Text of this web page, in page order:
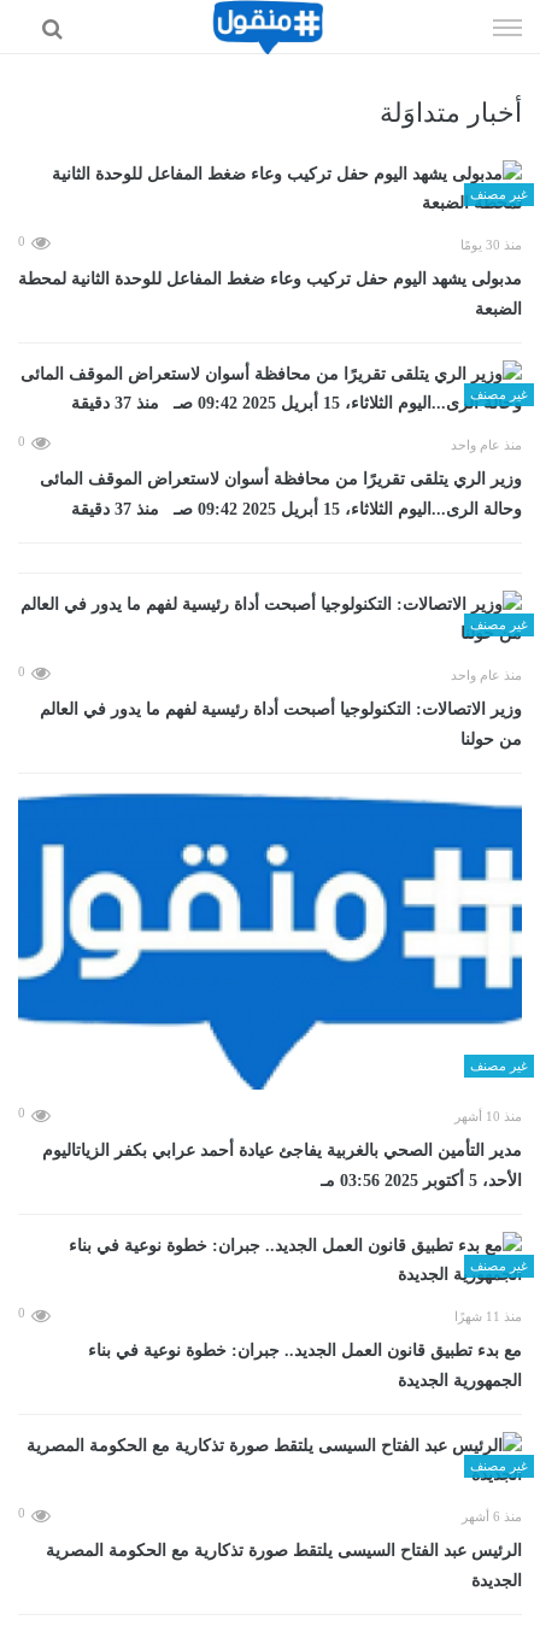
الى
أخبار متداوَلة
غير مصنف
منذ 30 يومًا 0
مدبولى يشهد اليوم حفل تركيب وعاء ضغط المفاعل للوحدة الثانية لمحطة
الضبعة
غير مصنف
منذ عام واحد 0
وزير الري يتلقى تقريرًا من محافظة أسوان لاستعراض الموقف المائى
وحالة الرى...اليوم الثلاثاء، 15 أبريل 2025 09:42 صـ منذ 37 دقيقة
غير مصنف
منذ عام واحد 0
وزير الاتصالات: التكنولوجيا أصبحت أداة رئيسية لفهم ما يدور في العالم
من حولنا
غير مصنف
منذ 10 أشهر 0
مدير التأمين الصحي بالغربية يفاجئ عيادة أحمد عرابي بكفر الزياتاليوم
الأحد، 5 أكتوبر 2025 03:56 مـ
غير مصنف
منذ 11 شهرًا 0
مع بدء تطبيق قانون العمل الجديد.. جبران: خطوة نوعية في بناء
الجمهورية الجديدة
غير مصنف
منذ 6 أشهر 0
الرئيس عبد الفتاح السيسى يلتقط صورة تذكارية مع الحكومة المصرية
الجديدة